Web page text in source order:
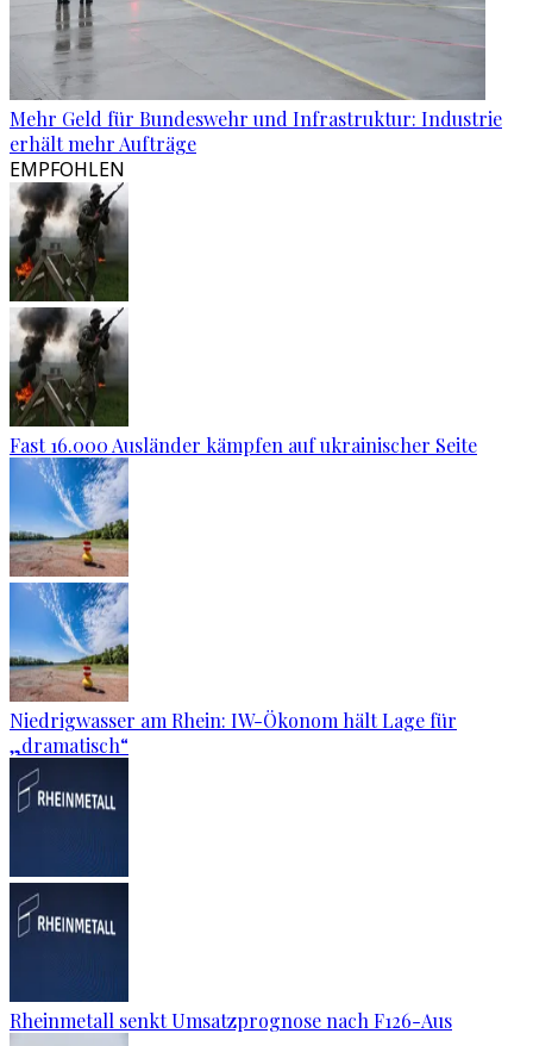
Mehr Geld für Bundeswehr und Infrastruktur: Industrie
erhält mehr Aufträge
EMPFOHLEN
Fast 16.000 Ausländer kämpfen auf ukrainischer Seite
Niedrigwasser am Rhein: IW-Ökonom hält Lage für
„dramatisch“
Rheinmetall senkt Umsatzprognose nach F126-Aus